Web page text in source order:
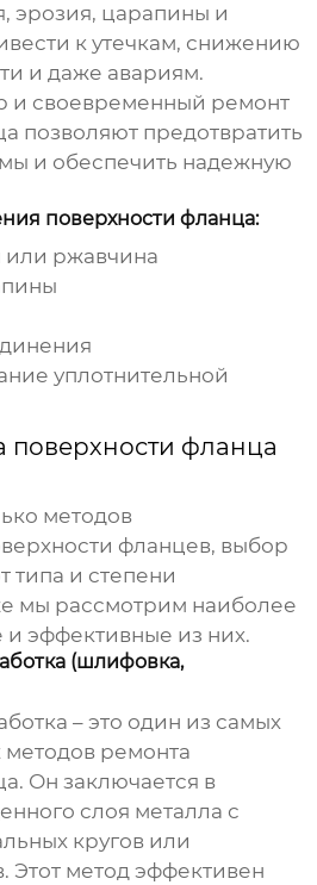
эрозия, царапины и
к утечкам, снижению
и даже авариям.
и своевременный ремонт
позволяют предотвратить
и обеспечить надежную
поверхности фланца:
ржавчина
уплотнительной
поверхности фланца
методов
фланцев, выбор
типа и степени
мы рассмотрим наиболее
эффективные из них.
(шлифовка,
– это один из самых
методов ремонта
. Он заключается в
слоя металла с
кругов или
Этот метод эффективен